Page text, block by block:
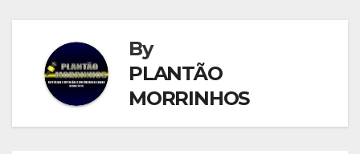
By
PLANTÃO
MORRINHOS